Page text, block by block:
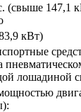
(свыше 147,1
кВт)
лошадиной